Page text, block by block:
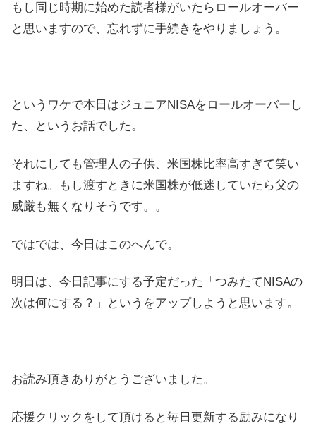
もし同じ時期に始めた読者様がいたらロールオーバー
と思いますので、忘れずに手続きをやりましょう。
というワケで本日はジュニアNISAをロールオーバーし
た、というお話でした。
それにしても管理人の子供、米国株比率高すぎて笑い
ますね。もし渡すときに米国株が低迷していたら父の
威厳も無くなりそうです。。
ではでは、今日はこのへんで。
明日は、今日記事にする予定だった「つみたてNISAの
次は何にする？」というをアップしようと思います。
お読み頂きありがとうございました。
応援クリックをして頂けると毎日更新する励みになり